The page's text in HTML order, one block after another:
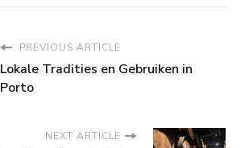
PREVIOUS ARTICLE
Lokale Tradities en Gebruiken in
Porto
NEXT ARTICLE